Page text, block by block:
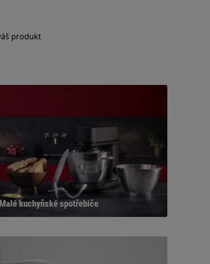
produkt
Malé kuchyňské spotřebiče